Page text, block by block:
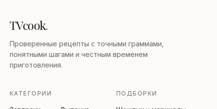
TVcook.
Проверенные рецепты с точными граммами,
понятными шагами и честным временем
приготовления.
КАТЕГОРИИ ПОДБОРКИ